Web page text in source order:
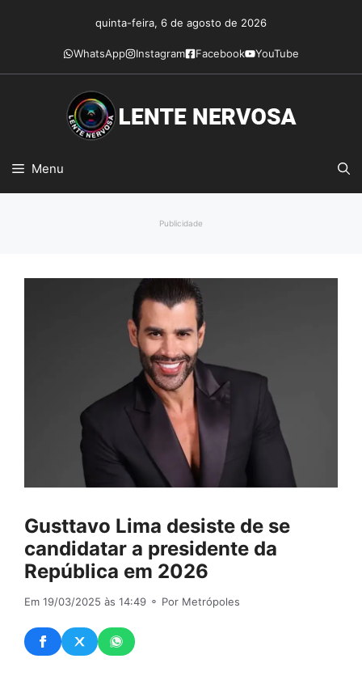
conteúdo
quinta-feira, 6 de agosto de 2026
WhatsApp Instagram Facebook YouTube
Menu
Publicidade
Gusttavo Lima desiste de se
candidatar a presidente da
República em 2026
Em 19/03/2025 às 14:49 ⚬ Por Metrópoles